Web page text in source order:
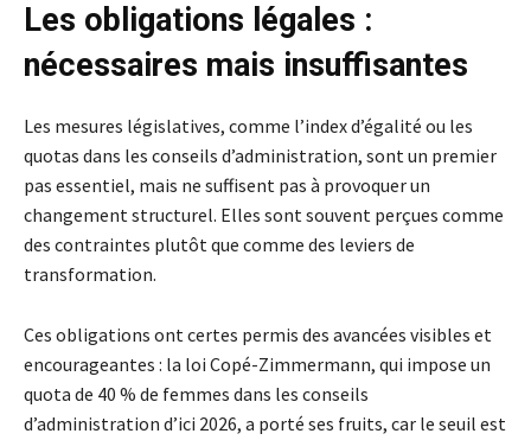
Les obligations légales :
nécessaires mais insuffisantes
Les mesures législatives, comme l’index d’égalité ou les
quotas dans les conseils d’administration, sont un premier
pas essentiel, mais ne suffisent pas à provoquer un
changement structurel. Elles sont souvent perçues comme
des contraintes plutôt que comme des leviers de
transformation.
Ces obligations ont certes permis des avancées visibles et
encourageantes : la loi Copé-Zimmermann, qui impose un
quota de 40 % de femmes dans les conseils
d’administration d’ici 2026, a porté ses fruits, car le seuil est